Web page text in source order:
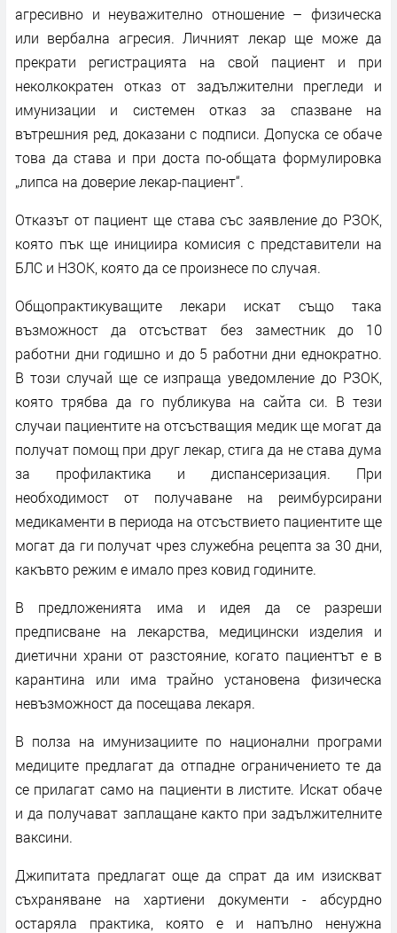
агресивно и неуважително отношение – физическа
или вербална агресия. Личният лекар ще може да
прекрати регистрацията на свой пациент и при
неколкократен отказ от задължителни прегледи и
имунизации и системен отказ за спазване на
вътрешния ред, доказани с подписи. Допуска се обаче
това да става и при доста по-общата формулировка
„липса на доверие лекар-пациент“.
Отказът от пациент ще става със заявление до РЗОК,
която пък ще инициира комисия с представители на
БЛС и НЗОК, която да се произнесе по случая.
Общопрактикуващите лекари искат също така
възможност да отсъстват без заместник до 10
работни дни годишно и до 5 работни дни еднократно.
В този случай ще се изпраща уведомление до РЗОК,
която трябва да го публикува на сайта си. В тези
случаи пациентите на отсъстващия медик ще могат да
получат помощ при друг лекар, стига да не става дума
за профилактика и диспансеризация. При
необходимост от получаване на реимбурсирани
медикаменти в периода на отсъствието пациентите ще
могат да ги получат чрез служебна рецепта за 30 дни,
какъвто режим е имало през ковид годините.
В предложенията има и идея да се разреши
предписване на лекарства, медицински изделия и
диетични храни от разстояние, когато пациентът е в
карантина или има трайно установена физическа
невъзможност да посещава лекаря.
В полза на имунизациите по национални програми
медиците предлагат да отпадне ограничението те да
се прилагат само на пациенти в листите. Искат обаче
и да получават заплащане както при задължителните
ваксини.
Джипитата предлагат още да спрат да им изискват
съхраняване на хартиени документи - абсурдно
остаряла практика, която е и напълно ненужна